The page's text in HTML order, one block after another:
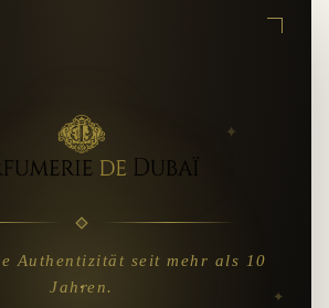
✦
✦
Authentizität seit mehr als 10
Jahren.